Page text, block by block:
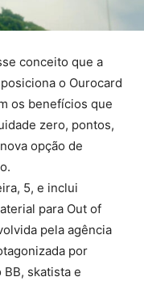
conceito que a
o Ourocard
os benefícios que
zero, pontos,
opção de
5, e inclui
para Out of
pela agência
por
skatista e